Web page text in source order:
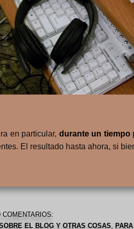
en particular, durante un tiempo
El resultado hasta ahora, si
COMENTARIOS:
EL BLOG Y OTRAS COSAS ,